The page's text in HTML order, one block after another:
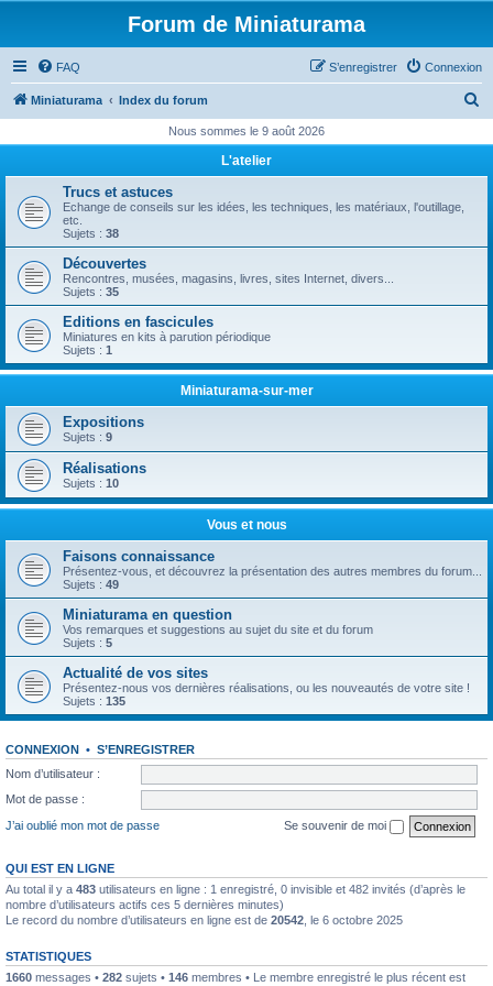
Forum de Miniaturama
FAQ Connexion
S’enregistrer
Miniaturama Index du forum
h
e
Nous sommes le 9 août 2026
L'atelier
Trucs et astuces
Echange de conseils sur les idées, les techniques, les matériaux, l'outillage,
etc.
Sujets : 38
Découvertes
Rencontres, musées, magasins, livres, sites Internet, divers...
Sujets : 35
Editions en fascicules
Miniatures en kits à parution périodique
Sujets : 1
Miniaturama-sur-mer
Expositions
Sujets : 9
Réalisations
Sujets : 10
Vous et nous
Faisons connaissance
Présentez-vous, et découvrez la présentation des autres membres du forum...
Sujets : 49
Miniaturama en question
Vos remarques et suggestions au sujet du site et du forum
Sujets : 5
Actualité de vos sites
Présentez-nous vos dernières réalisations, ou les nouveautés de votre site !
Sujets : 135
CONNEXION • S’ENREGISTRER
Nom d’utilisateur :
Mot de passe :
J’ai oublié mon mot de passe
Se souvenir de moi
QUI EST EN LIGNE
Au total il y a 483 utilisateurs en ligne : 1 enregistré, 0 invisible et 482 invités (d’après le
nombre d’utilisateurs actifs ces 5 dernières minutes)
Le record du nombre d’utilisateurs en ligne est de 20542 , le 6 octobre 2025
STATISTIQUES
1660 messages • 282 sujets • 146 membres • Le membre enregistré le plus récent est